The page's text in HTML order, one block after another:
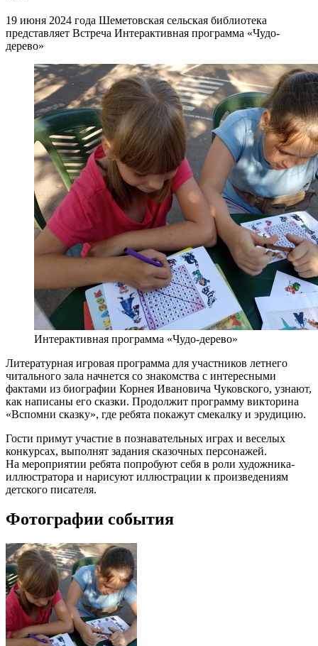
19 июня 2024 года Шеметовская сельская библиотека
представляет Встреча Интерактивная программа «Чудо-
дерево»
Интерактивная программа «Чудо-дерево»
Литературная игровая программа для участников летнего
читального зала начнется со знакомства с интересными
фактами из биографии Корнея Ивановича Чуковского, узнают,
как написаны его сказки. Продолжит программу викторина
«Вспомни сказку», где ребята покажут смекалку и эрудицию.
Гости примут участие в познавательных играх и веселых
конкурсах, выполнят задания сказочных персонажей.
На мероприятии ребята попробуют себя в роли художника-
иллюстратора и нарисуют иллюстрации к произведениям
детского писателя.
Фотографии события